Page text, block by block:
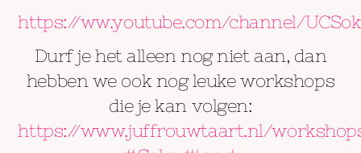
https://ww.youtube.com/channel/
Durf je het alleen nog niet aan, dan
hebben we ook nog leuke workshops
die je kan volgen:
https://www.juffrouwtaart.nl/